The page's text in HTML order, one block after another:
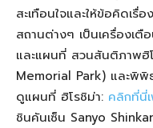
สะเทือนใจและให้ข้อคิด
สถานต่างๆ เป็นเครื่องเ
และแผนที่ สวนสันติภาพฮิ
Memorial Park) และพิ
ดูแผนที่ ฮิโรชิม่า: คลิกที่นี่
ชินคันเซ็น Sanyo